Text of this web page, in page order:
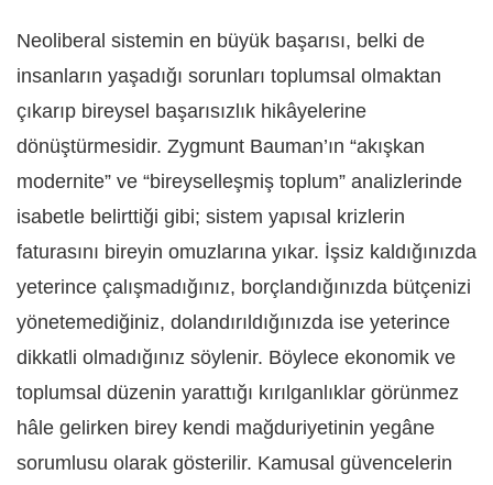
Neoliberal sistemin en büyük başarısı, belki de
insanların yaşadığı sorunları toplumsal olmaktan
çıkarıp bireysel başarısızlık hikâyelerine
dönüştürmesidir. Zygmunt Bauman’ın “akışkan
modernite” ve “bireyselleşmiş toplum” analizlerinde
isabetle belirttiği gibi; sistem yapısal krizlerin
faturasını bireyin omuzlarına yıkar. İşsiz kaldığınızda
yeterince çalışmadığınız, borçlandığınızda bütçenizi
yönetemediğiniz, dolandırıldığınızda ise yeterince
dikkatli olmadığınız söylenir. Böylece ekonomik ve
toplumsal düzenin yarattığı kırılganlıklar görünmez
hâle gelirken birey kendi mağduriyetinin yegâne
sorumlusu olarak gösterilir. Kamusal güvencelerin